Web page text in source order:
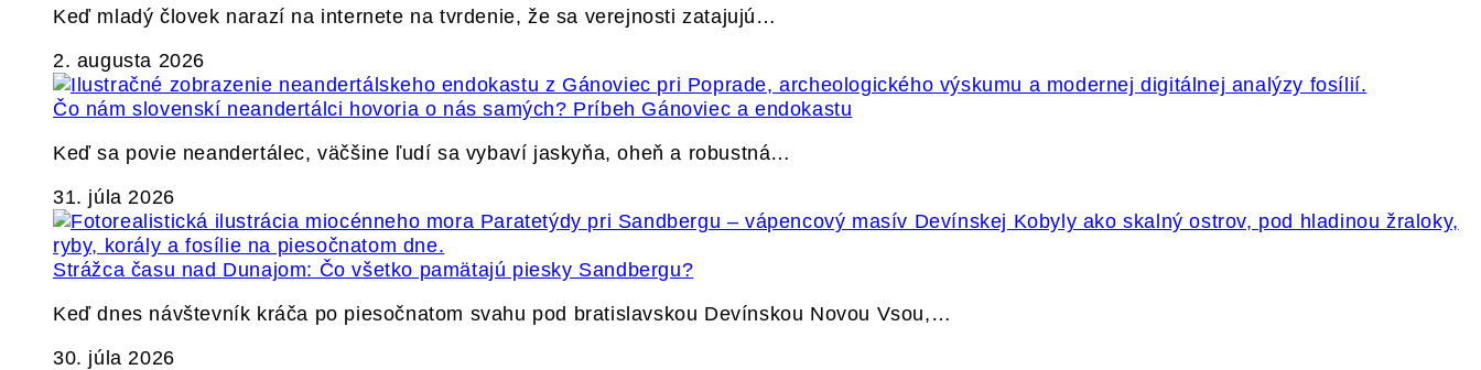
Keď mladý človek narazí na internete na tvrdenie, že sa verejnosti zatajujú…
2. augusta 2026
Čo nám slovenskí neandertálci hovoria o nás samých? Príbeh Gánoviec a endokastu
Keď sa povie neandertálec, väčšine ľudí sa vybaví jaskyňa, oheň a robustná…
31. júla 2026
Strážca času nad Dunajom: Čo všetko pamätajú piesky Sandbergu?
Keď dnes návštevník kráča po piesočnatom svahu pod bratislavskou Devínskou Novou Vsou,…
30. júla 2026